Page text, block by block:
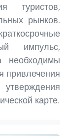
туристов,
рынков.
импульс,
необходимы
привлечения
карте.